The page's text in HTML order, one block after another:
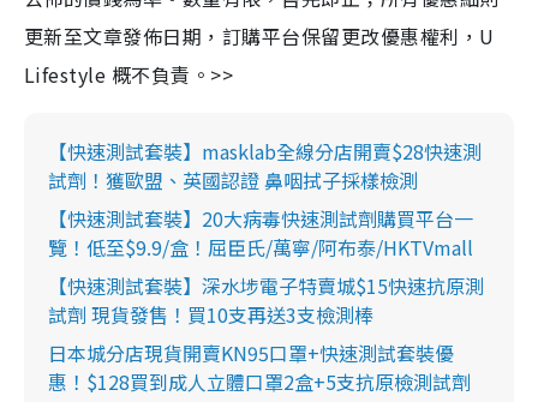
更新至文章發佈日期，訂購平台保留更改優惠權利，U
Lifestyle 概不負責。>>
【快速測試套裝】masklab全線分店開賣$28快速測
試劑！獲歐盟、英國認證 鼻咽拭子採樣檢測
【快速測試套裝】20大病毒快速測試劑購買平台一
覽！低至$9.9/盒！屈臣氏/萬寧/阿布泰/HKTVmall
【快速測試套裝】深水埗電子特賣城$15快速抗原測
試劑 現貨發售！買10支再送3支檢測棒
日本城分店現貨開賣KN95口罩+快速測試套裝優
惠！$128買到成人立體口罩2盒+5支抗原檢測試劑